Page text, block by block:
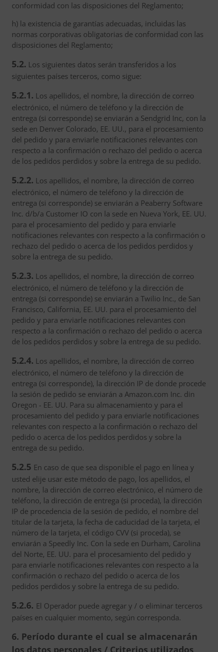
conformidad con las disposiciones del Reglamento;
h) la existencia de garantías adecuadas, incluidas las
normas corporativas obligatorias de conformidad con las
disposiciones del Reglamento;
5.2. Los siguientes datos serán transferidos a los
siguientes países terceros, como sigue:
5.2.1. Los apellidos, el nombre, la dirección de correo
electrónico, el número de teléfono y la dirección de
entrega (si corresponde) se enviarán a Sendgrid Inc, con la
sede en Denver Colorado, EE. UU., para el procesamiento
del pedido y para enviarle notificaciones relevantes con
respecto a la confirmación o rechazo del pedido o acerca
de los pedidos perdidos y sobre la entrega de su pedido.
5.2.2. Los apellidos, el nombre, la dirección de correo
electrónico, el número de teléfono y la dirección de
entrega (si corresponde) se enviarán a Peaberry Software
Inc. d/b/a Customer IO con la sede en Nueva York, EE. UU.
para el procesamiento del pedido y para enviarle
notificaciones relevantes con respecto a la confirmación o
rechazo del pedido o acerca de los pedidos perdidos y
sobre la entrega de su pedido.
5.2.3. Los apellidos, el nombre, la dirección de correo
electrónico, el número de teléfono y la dirección de
entrega (si corresponde) se enviarán a Twilio Inc., de San
Francisco, California, EE. UU. para el procesamiento del
pedido y para enviarle notificaciones relevantes con
respecto a la confirmación o rechazo del pedido o acerca
de los pedidos perdidos y sobre la entrega de su pedido.
5.2.4. Los apellidos, el nombre, la dirección de correo
electrónico, el número de teléfono y la dirección de
entrega (si corresponde), la dirección IP de donde procede
la sesión de pedido se enviarán a Amazon.com Inc. din
Oregon - EE. UU. Para su almacenamiento y para el
procesamiento del pedido y para enviarle notificaciones
relevantes con respecto a la confirmación o rechazo del
pedido o acerca de los pedidos perdidos y sobre la
entrega de su pedido.
5.2.5 En caso de que sea disponible el pago en línea y
usted elije usar este método de pago, los apellidos, el
nombre, la dirección de correo electrónico, el número de
teléfono, la dirección de entrega (si proceda), la dirección
IP de procedencia de la sesión de pedido, el nombre del
titular de la tarjeta, la fecha de caducidad de la tarjeta, el
número de la tarjeta, el código CVV (si proceda), se
enviarán a Speedly Inc. Con la sede en Durham, Carolina
del Norte, EE. UU. para el procesamiento del pedido y
para enviarle notificaciones relevantes con respecto a la
confirmación o rechazo del pedido o acerca de los
pedidos perdidos y sobre la entrega de su pedido.
5.2.6. El Operador puede agregar y / o eliminar terceros
países en cualquier momento, según corresponda.
6. Período durante el cual se almacenarán
los datos personales / Criterios utilizados